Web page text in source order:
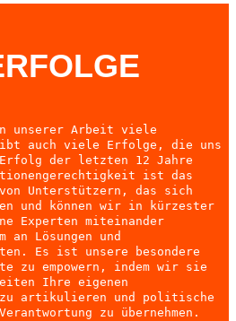
unserer Arbeit viele
auch viele Erfolge, die uns
der letzten 12 Jahre
ist das
Unterstützern, das sich
und können wir in kürzester
Experten miteinander
an Lösungen und
Es ist unsere besondere
zu empowern, indem wir sie
Ihre eigenen
zu artikulieren und politische
zu übernehmen.